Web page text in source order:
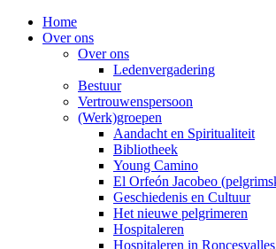
Home
Over ons
Over ons
Ledenvergadering
Bestuur
Vertrouwenspersoon
(Werk)groepen
Aandacht en Spiritualiteit
Bibliotheek
Young Camino
El Orfeón Jacobeo
Geschiedenis en Cultuur
Het nieuwe pelgrimeren
Hospitaleren
Hospitaleren in Roncesvalles